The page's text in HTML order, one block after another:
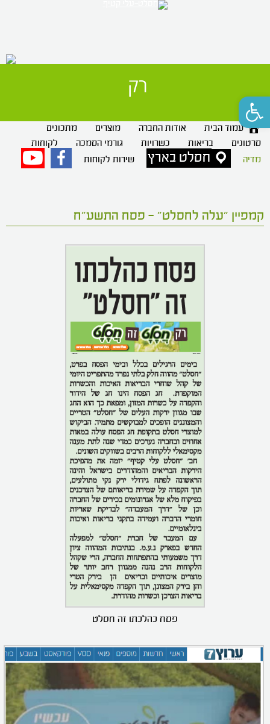
פתח סרגל נגישות
רק חסלט
עמוד הבית אודות החברה מוצרים
מתכונים
סרטונים
בריאות כשרויות גורמי הסמכה
לקוחות
מדיה
חסלט בארץ שירות לקוחות פייסבוק
קמפיין "עלה לחסלט" – פסח התשע"ח
פסח כהלכתו זה חסלט